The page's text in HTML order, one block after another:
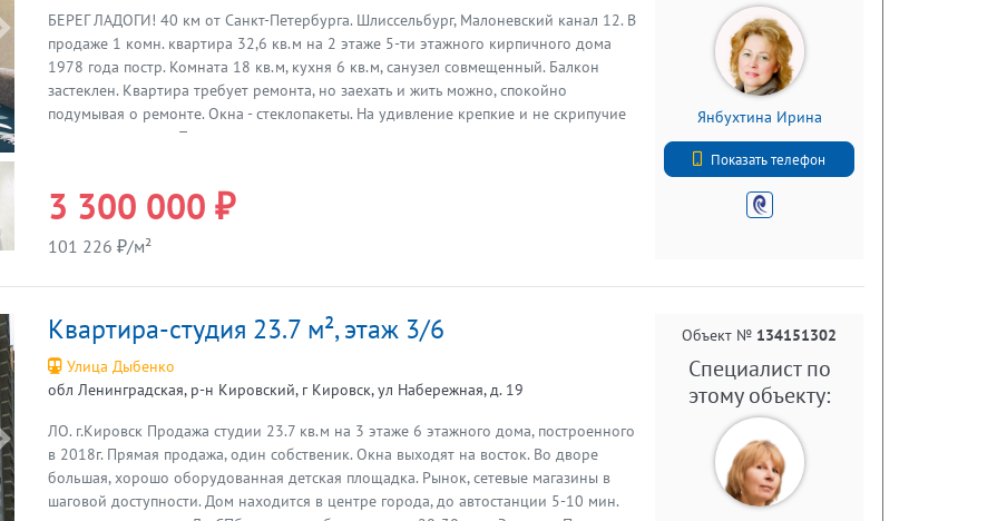
Предыдущая
БЕРЕГ ЛАДОГИ! 40 км от Санкт-Петербурга. Шлиссельбург, Малоневский канал 12. В
продаже 1 комн. квартира 32,6 кв.м на 2 этаже 5-ти этажного кирпичного дома
1978 года постр. Комната 18 кв.м, кухня 6 кв.м, санузел совмещенный. Балкон
застеклен. Квартира требует ремонта, но заехать и жить можно, спокойно
подумывая о ремонте. Окна - стеклопакеты. На удивление крепкие и не скрипучие
деревянные полы. Плюс: в этом доме во всех квартирах проведена центральная
опозданий. Очередей на автобус не бывает никогда. 1 собственник, никто не
на просмотр
3 300 000 ₽
101 226 ₽/м²
Янбухтина Ирина
Показать телефон
+7 (812) 740-70-40
Предыдущая
Квартира-студия 23.7 м², этаж 3/6
Улица Дыбенко
обл Ленинградская, р-н Кировский, г Кировск, ул Набережная, д. 19
ЛО. г.Кировск Продажа студии 23.7 кв.м на 3 этаже 6 этажного дома, построенного
в 2018г. Прямая продажа, один собственик. Окна выходят на восток. Во дворе
большая, хорошо оборудованная детская площадка. Рынок, сетевые магазины в
шаговой доступности. Дом находится в центре города, до автостанции 5-10 мин.
Объект № 134151302
Специалист по
этому объекту: